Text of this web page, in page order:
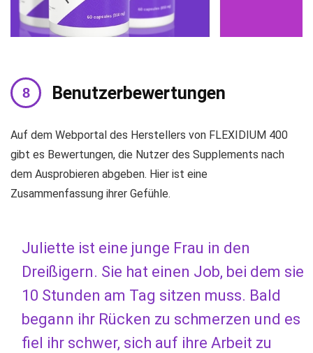
Benutzerbewertungen
Auf dem Webportal des Herstellers von FLEXIDIUM 400
gibt es Bewertungen, die Nutzer des Supplements nach
dem Ausprobieren abgeben. Hier ist eine
Zusammenfassung ihrer Gefühle.
Juliette ist eine junge Frau in den
Dreißigern. Sie hat einen Job, bei dem sie
10 Stunden am Tag sitzen muss. Bald
begann ihr Rücken zu schmerzen und es
fiel ihr schwer, sich auf ihre Arbeit zu